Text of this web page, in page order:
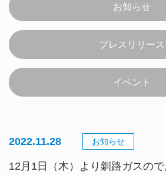
お知らせ
プレスリリース
イベント
2022.11.28 お知らせ
12月1日（木）より釧路ガスの